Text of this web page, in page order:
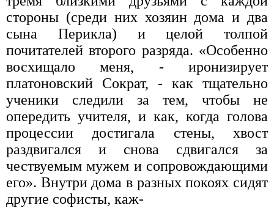
сторо­ны (среди них хозяин дома и два
сына Перикла) и це­лой толпой
почитателей второго разряда. «Особенно
восхищало меня, - иронизирует
платоновский Сократ, - как тщательно
ученики следили за тем, чтобы не
опередить учителя, и как, когда голова
процессии достигала стены, хвост
раздвигался и снова сдвигался за
чествуемым мужем и сопровождающими
его». Внут­ри дома в разных покоях сидят
другие софисты, каж-